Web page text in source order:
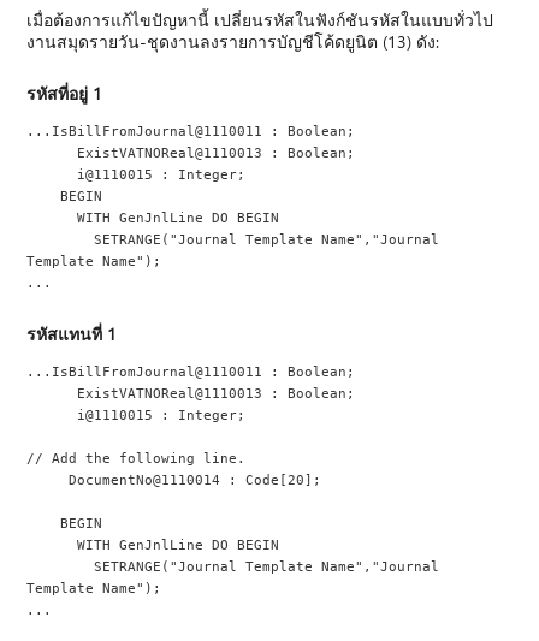
เมื่อต้องการแก้ไขปัญหานี้ เปลี่ยนรหัสในฟังก์ชันรหัสในแบบทั่วไป
งานสมุดรายวัน-ชุดงานลงรายการบัญชีโค้ดยูนิต (13) ดัง:
รหัสที่อยู่ 1
...IsBillFromJournal@1110011 : Boolean;
      ExistVATNOReal@1110013 : Boolean;
      i@1110015 : Integer;
    BEGIN
      WITH GenJnlLine DO BEGIN
        SETRANGE("Journal Template Name","Journal
Template Name");
...
รหัสแทนที่ 1
...IsBillFromJournal@1110011 : Boolean;
      ExistVATNOReal@1110013 : Boolean;
      i@1110015 : Integer;
// Add the following line.
     DocumentNo@1110014 : Code[20];
    BEGIN
      WITH GenJnlLine DO BEGIN
        SETRANGE("Journal Template Name","Journal
Template Name");
...